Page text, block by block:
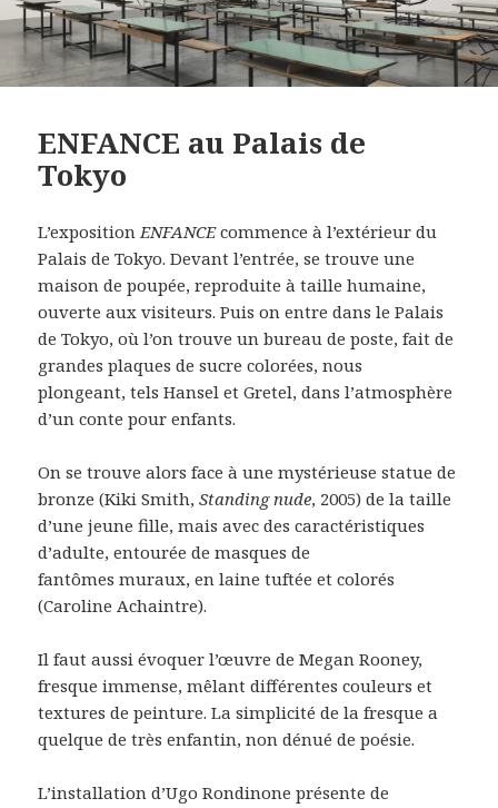
ENFANCE au Palais de
Tokyo
L’expositionENFANCEcommence à l’extérieur du
Palais de Tokyo. Devant l’entrée, se trouve une
maison de poupée, reproduite à taille humaine,
ouverte aux visiteurs. Puis on entre dans le Palais
de Tokyo, où l’on trouve un bureau de poste, fait de
grandes plaques de sucre colorées, nous
plongeant, tels Hansel et Gretel, dans l’atmosphère
d’un conte pour enfants.
On se trouve alors face à une mystérieuse statue de
bronze (Kiki Smith,Standing nude, 2005) de la taille
d’une jeune fille, mais avec des caractéristiques
d’adulte, entourée de masques de
fantômes muraux, en laine tuftée et colorés
(Caroline Achaintre).
Il faut aussi évoquer l’œuvre de Megan Rooney,
fresque immense, mêlant différentes couleurs et
textures de peinture. La simplicité de la fresque a
quelque de très enfantin, non dénué de poésie.
L’installation d’Ugo Rondinone présente de